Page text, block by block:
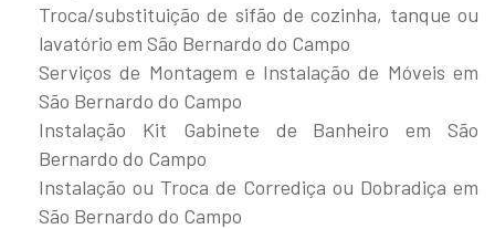
Troca/substituição de sifão de cozinha, tanque ou
lavatório em São Bernardo do Campo
Serviços de Montagem e Instalação de Móveis em
São Bernardo do Campo
Instalação Kit Gabinete de Banheiro em São
Bernardo do Campo
Instalação ou Troca de Corrediça ou Dobradiça em
São Bernardo do Campo